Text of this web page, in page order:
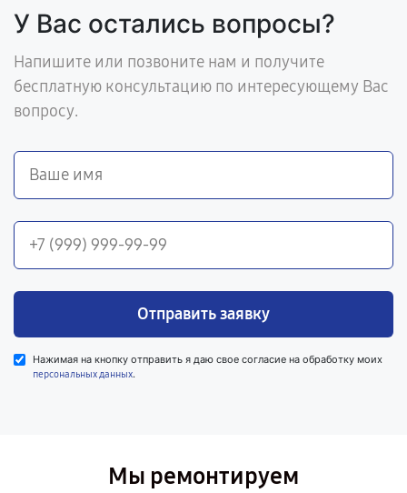
У Вас остались вопросы?
Напишите или позвоните нам и получите
бесплатную консультацию по интересующему Вас
вопросу.
Отправить заявку
Нажимая на кнопку отправить я даю свое согласие на обработку моих
персональных данных.
Мы ремонтируем